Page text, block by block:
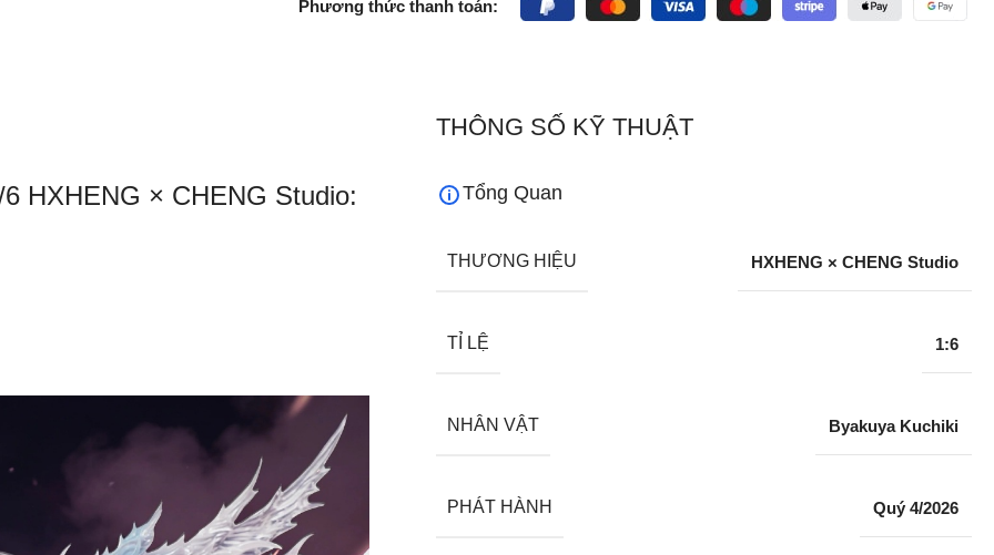
Phương thức thanh toán:
HXHENG × CHENG Studio:
THÔNG SỐ KỸ THUẬT
Tổng Quan
THƯƠNG HIỆU HXHENG × CHENG Studio
TỈ LỆ 1:6
NHÂN VẬT Byakuya Kuchiki
PHÁT HÀNH Quý 4/2026